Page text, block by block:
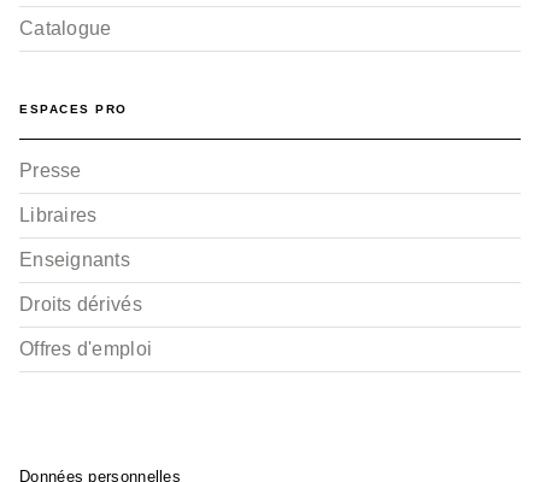
Catalogue
ESPACES PRO
Presse
Libraires
Enseignants
Droits dérivés
Offres d'emploi
Données personnelles